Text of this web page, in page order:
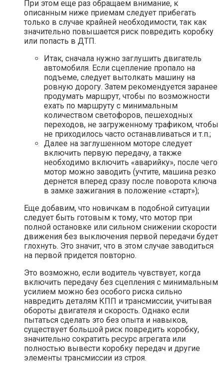
При этом еще раз обращаем внимание, к
описанным ниже приемам следует прибегать
только в случае крайней необходимости, так как
значительно повышается риск повредить коробку
или попасть в ДТП.
Итак, сначала нужно заглушить двигатель
автомобиля. Если сцепление пропало на
подъеме, следует вытолкать машину на
ровную дорогу. Затем рекомендуется заранее
продумать маршрут, чтобы по возможности
ехать по маршруту с минимальным
количеством светофоров, пешеходных
переходов, не загруженному трафиком, чтобы
не приходилось часто останавливаться и т.п.;
Далее на заглушенном моторе следует
включить первую передачу, а также
необходимо включить «аварийку», после чего
мотор можно заводить (учтите, машина резко
дернется вперед сразу после поворота ключа
в замке зажигания в положение «старт»);
Еще добавим, что новичкам в подобной ситуации
следует быть готовым к тому, что мотор при
полной остановке или сильном снижении скорости
движения без выключения первой передачи будет
глохнуть. Это значит, что в этом случае заводиться
на первой придется повторно.
Это возможно, если водитель чувствует, когда
включить передачу без сцепления с минимальным
усилием можно без особого риска сильно
навредить деталям КПП и трансмиссии, учитывая
обороты двигателя и скорость. Однако если
пытаться сделать это без опыта и навыков,
существует большой риск повредить коробку,
значительно сократить ресурс агрегата или
полностью вывести коробку передач и другие
элементы трансмиссии из строя.